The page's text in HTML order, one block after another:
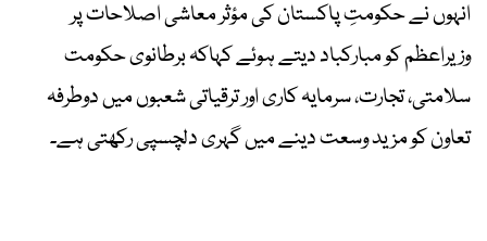
انہوں نے حکومتِ پاکستان کی مؤثر معاشی اصلاحات پر
وزیراعظم کو مبارکباد دیتے ہوئے کہاکہ برطانوی حکومت
سلامتی، تجارت، سرمایہ کاری اور ترقیاتی شعبوں میں دوطرفہ
تعاون کو مزید وسعت دینے میں گہری دلچسپی رکھتی ہے۔